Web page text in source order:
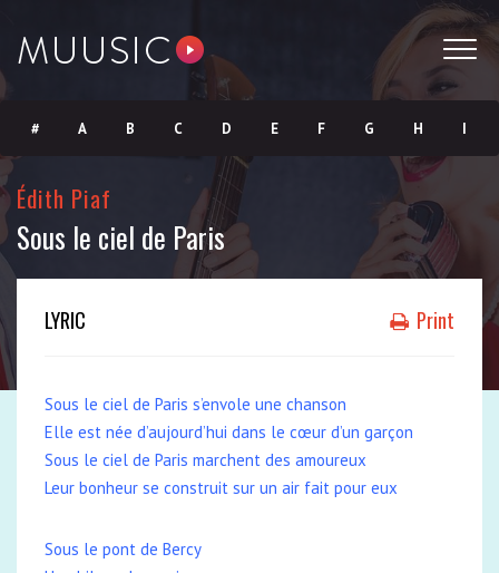
# A B C D E F G H I
J K N R
T U W
Édith Piaf
Sous le ciel de Paris
LYRIC Print
Sous le ciel de Paris s’envole une chanson
Elle est née d’aujourd’hui dans le cœur d’un garçon
Sous le ciel de Paris marchent des amoureux
Leur bonheur se construit sur un air fait pour eux
Sous le pont de Bercy